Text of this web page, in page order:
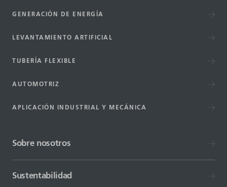
GENERACIÓN DE ENERGÍA
LEVANTAMIENTO ARTIFICIAL
TUBERÍA FLEXIBLE
AUTOMOTRIZ
APLICACIÓN INDUSTRIAL Y MECÁNICA
Sobre nosotros
Sustentabilidad